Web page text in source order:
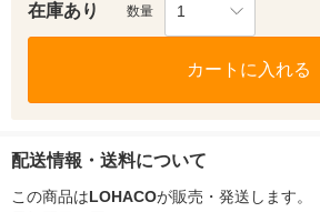
在庫あり 数量 1
カートに入れる
配送情報・送料について
この商品はLOHACOが販売・発送します。